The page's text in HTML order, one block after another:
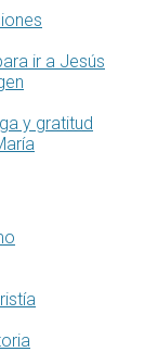
ir a Jesús
y gratitud